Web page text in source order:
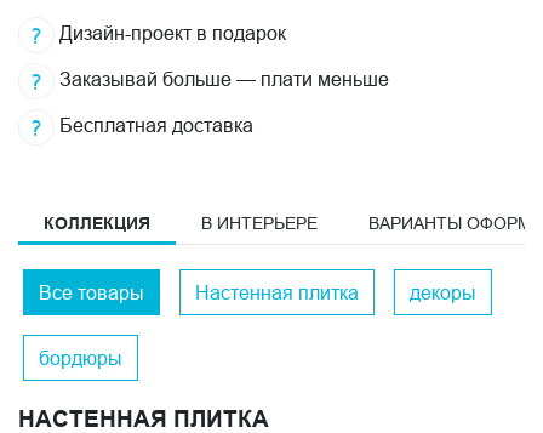
Дизайн-проект в подарок
Заказывай больше — плати меньше
Бесплатная доставка
КОЛЛЕКЦИЯ В ИНТЕРЬЕРЕ ВАРИАНТЫ
Все товары Настенная плитка декоры
бордюры
НАСТЕННАЯ ПЛИТКА